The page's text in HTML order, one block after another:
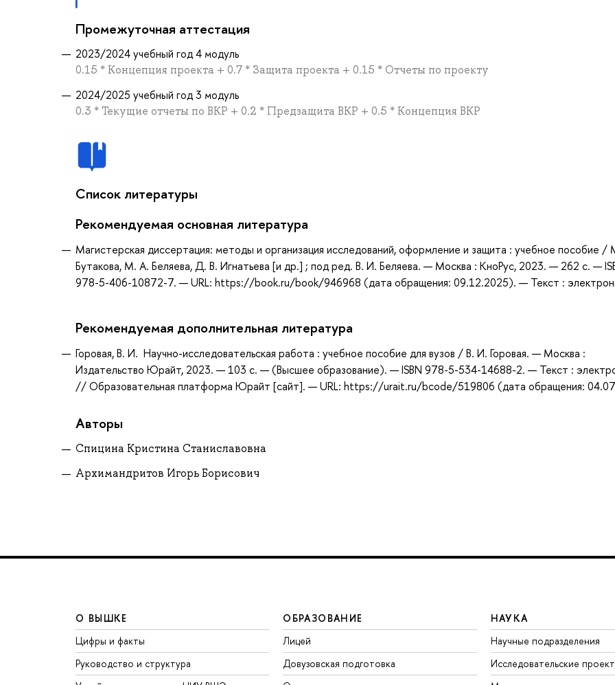
Промежуточная аттестация
2023/2024 учебный год 4 модуль
0.15 * Концепция проекта + 0.7 * Защита проекта + 0.15 * Отчеты по проекту
2024/2025 учебный год 3 модуль
0.3 * Текущие отчеты по ВКР + 0.2 * Предзащита ВКР + 0.5 * Концепция ВКР
Список литературы
Рекомендуемая основная литература
Магистерская диссертация: методы и организация исследований, оформление и защита : учебное пособие
Бутакова, М. А. Беляева, Д. В. Игнатьева [и др.] ; под ред. В. И. Беляева. — Москва : КноРус, 2023. — 262 с. —
978-5-406-10872-7. — URL: https://book.ru/book/946968 (дата обращения: 09.12.2025). — Текст :
Рекомендуемая дополнительная литература
Горовая, В. И. Научно-исследовательская работа : учебное пособие для вузов / В. И. Горовая. — Москва :
Издательство Юрайт, 2023. — 103 с. — (Высшее образование). — ISBN 978-5-534-14688-2. — Текст :
// Образовательная платформа Юрайт [сайт]. — URL: https://urait.ru/bcode/519806 (дата обращения:
Авторы
Спицина Кристина Станиславовна
Архимандритов Игорь Борисович
О ВЫШКЕ
Цифры и факты
Руководство и структура
ОБРАЗОВАНИЕ
Лицей
Довузовская подготовка
НАУКА
Научные подразделения
Исследовательские